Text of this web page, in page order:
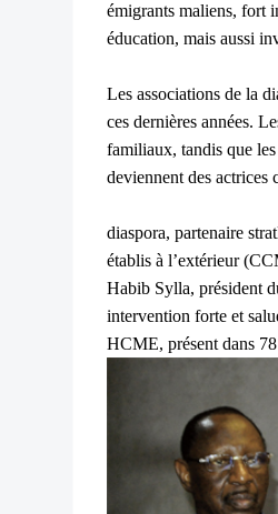
émigrants maliens, fort
éducation, mais aussi
Les associations de la
ces dernières années.
familiaux, tandis que
deviennent des actrices
diaspora, partenaire
établis à l’extérieur
Habib Sylla, président
intervention forte et
HCME, présent dans